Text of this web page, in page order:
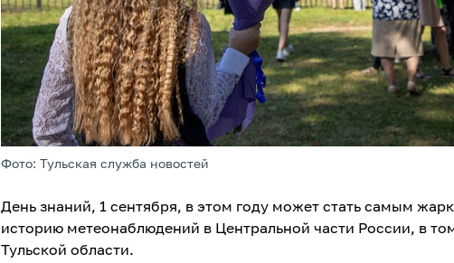
Фото: Тульская служба новостей
День знаний, 1 сентября, в этом году может стать самым
историю метеонаблюдений в Центральной части России, в
Тульской области.